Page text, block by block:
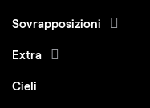
Sovrapposizioni
Extra
Cieli